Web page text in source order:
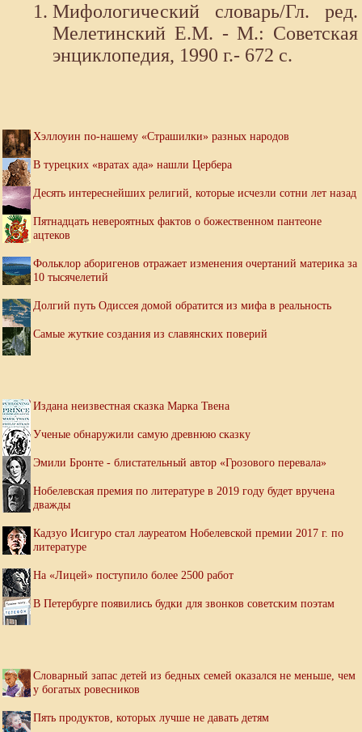
Мифологический словарь/Гл. ред.
Мелетинский Е.М. - М.: Советская
энциклопедия, 1990 г.- 672 с.
Хэллоуин по-нашему «Страшилки» разных народов
В турецких «вратах ада» нашли Цербера
Десять интереснейших религий, которые исчезли сотни лет назад
Пятнадцать невероятных фактов о божественном пантеоне
ацтеков
Фольклор аборигенов отражает изменения очертаний материка за
10 тысячелетий
Долгий путь Одиссея домой обратится из мифа в реальность
Самые жуткие создания из славянских поверий
Издана неизвестная сказка Марка Твена
Ученые обнаружили самую древнюю сказку
Эмили Бронте - блистательный автор «Грозового перевала»
Нобелевская премия по литературе в 2019 году будет вручена
дважды
Кадзуо Исигуро стал лауреатом Нобелевской премии 2017 г. по
литературе
На «Лицей» поступило более 2500 работ
В Петербурге появились будки для звонков советским поэтам
Словарный запас детей из бедных семей оказался не меньше, чем
у богатых ровесников
Пять продуктов, которых лучше не давать детям